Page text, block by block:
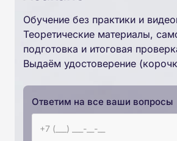
Обучение без практики и
Теоретические материалы,
подготовка и итоговая
Выдаём удостоверение
Ответим на все ваши вопросы